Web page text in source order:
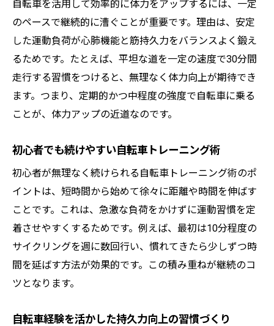
自転車を続けて気付く健康面のプラス効果
自転車経験が生活全体に与える好影響
自転車習慣で心身が変わる瞬間とは
自転車が与えてくれる新しい日常の楽しみ
自転車を活用して効率的に体力をアップするには、一定
のペースで継続的に漕ぐことが重要です。理由は、安定
した運動負荷が心肺機能と筋持久力をバランスよく鍛え
るためです。たとえば、平坦な道を一定の速度で30分間
走行する習慣をつけると、無理なく体力向上が期待でき
ます。つまり、定期的かつ中程度の強度で自転車に乗る
ことが、体力アップの近道なのです。
初心者でも続けやすい自転車トレーニング術
初心者が無理なく続けられる自転車トレーニング術のポ
イントは、短時間から始めて徐々に距離や時間を伸ばす
ことです。これは、急激な負荷をかけずに運動習慣を定
着させやすくするためです。例えば、最初は10分程度の
サイクリングを週に数回行い、慣れてきたら少しずつ時
間を延ばす方法が効果的です。この積み重ねが継続のコ
ツとなります。
自転車経験を活かした持久力向上の習慣づくり